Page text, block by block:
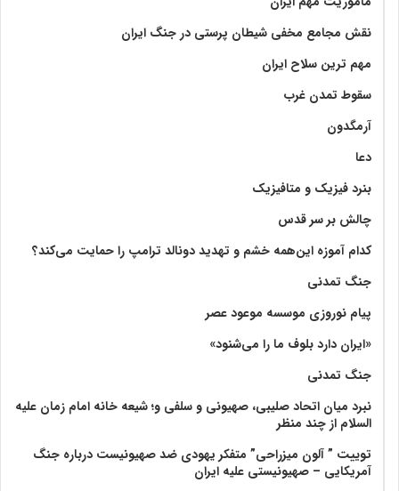
نقش مجامع مخفی شیطان پرستی در جنگ ایران
مهم ترین سلاح ایران
سقوط تمدن غرب
آرمگدون
دعا
بنرد فیزیک و متافیزیک
چالش بر سر قدس
کدام آموزه این‌همه خشم و تهدید دونالد ترامپ را حمایت می‌کند؟
جنگ تمدنی
پیام نوروزی موسسه موعود عصر
«ایران دارد بلوف ما را می‌شنود»
جنگ تمدنی
نبرد میان اتحاد صلیبی، صهیونی و سلفی و؛ شیعه خانه امام زمان علیه
السلام از چند منظر
توییت ” آلون میزراحی” متفکر یهودی ضد صهیونیست درباره جنگ
آمریکایی – صهیونیستی علیه ایران